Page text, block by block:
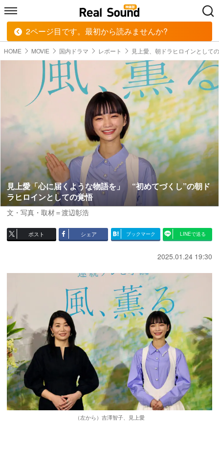
HOME MUSIC MOVIE TECH
HOME MOVIE 国内ドラマ レポート 見上愛、朝ドラヒロインとして
見上愛「心に届くような物語を」 “初めてづくし”の朝ド
ラヒロインとしての覚悟
文・写真・取材＝渡辺彰浩
ポスト シェア ブックマーク LINEで送る
2025.01.24 19:30
（左から）吉澤智子、見上愛
2ページ目です。最初から読みませんか?